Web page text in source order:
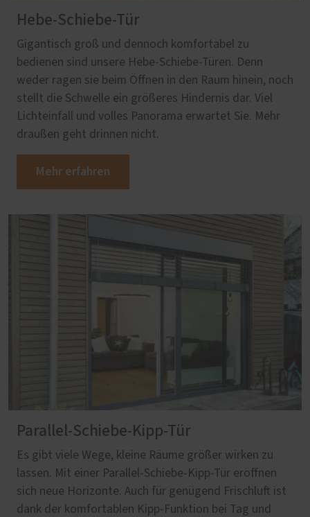
Hebe-Schiebe-Tür
Gigantisch groß und dennoch komfortabel zu
bedienen sind unsere Hebe-Schiebe-Türen. Denn
weder ragen sie beim Öffnen in den Raum hinein, noch
stellt die Schwelle ein größeres Hindernis dar. Viel
Lichteinfall und volles Panorama erwartet Sie. Mehr
draußen geht drinnen nicht.
Mehr erfahren
Parallel-Schiebe-Kipp-Tür
Es gibt viele Wege, kleine Räume größer wirken zu
lassen. Mit einer Parallel-Schiebe-Kipp-Tür eröffnen
sich neue Horizonte. Auch für genügend Frischluft ist
dank der komfortablen Kipp-Funktion bei Tag und